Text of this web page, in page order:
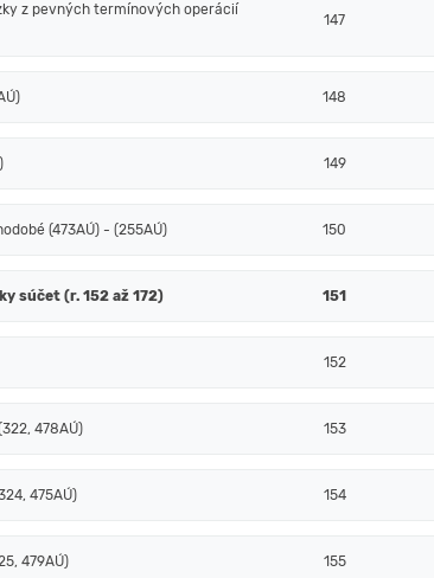
z pevných termínových operácií
147
148
149
(473AÚ) - (255AÚ) 150
súčet (r. 152 až 172) 151
152
478AÚ) 153
475AÚ) 154
479AÚ) 155